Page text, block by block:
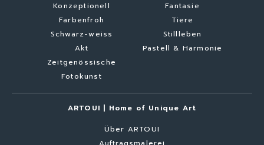
Konzeptionell
Farbenfroh
Schwarz-weiss
Akt
Zeitgenössische
Fotokunst
Fantasie
Tiere
Stillleben
Pastell & Harmonie
ARTOUI | Home of Unique Art
Über ARTOUI